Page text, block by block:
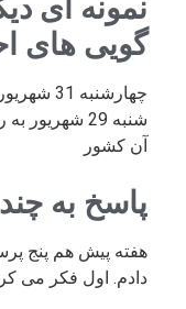
نمونه ای
گویی های
شنبه 29
آن کشور
پاسخ به
هفته پیش هم پنج
دادم. اول فکر می